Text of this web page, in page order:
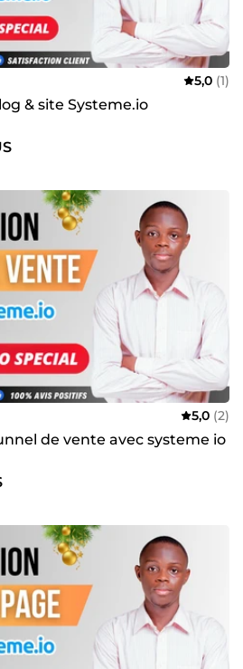
5,0 (1)
& site Systeme.io
5,0 (2)
de vente avec systeme io